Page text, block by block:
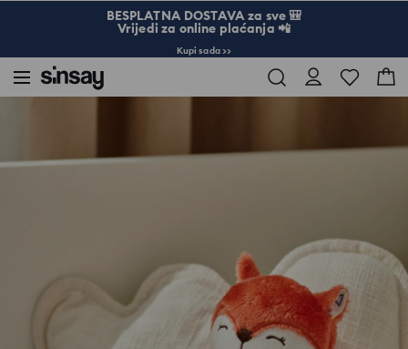
BESPLATNA DOSTAVA za sve 🎒
Vrijedi za online plaćanja 📲
Kupi sada >>